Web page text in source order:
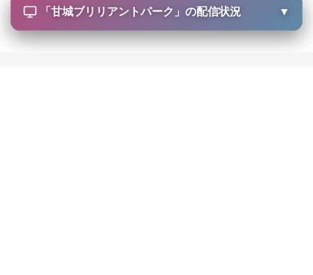
「 甘城ブリリアントパーク 」の配信状況 ▼